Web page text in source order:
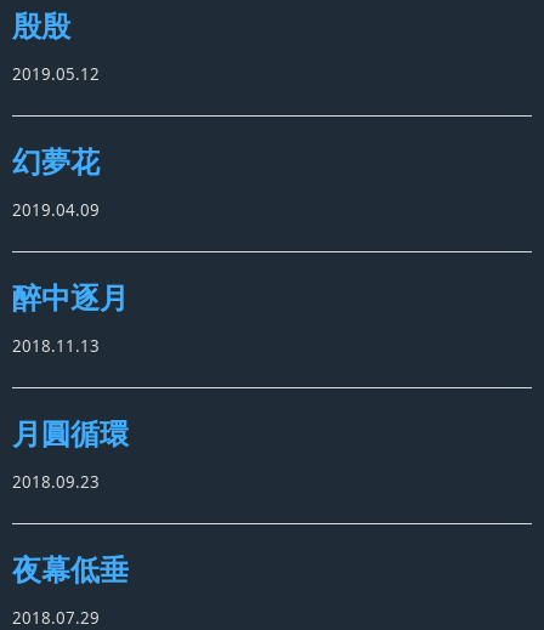
殷殷
2019.05.12
幻夢花
2019.04.09
醉中逐月
2018.11.13
月圓循環
2018.09.23
夜幕低垂
2018.07.29